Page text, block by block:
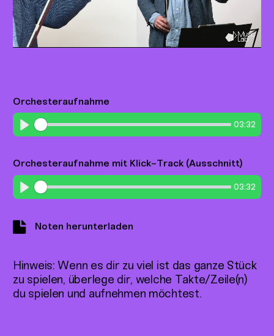
Orchesteraufnahme
Play
03:32
Orchesteraufnahme mit Klick-Track (Ausschnitt)
Play
03:32
Noten herunterladen
Hinweis: Wenn es dir zu viel ist das ganze Stück
zu spielen, überlege dir, welche Takte/Zeile(n)
du spielen und aufnehmen möchtest.